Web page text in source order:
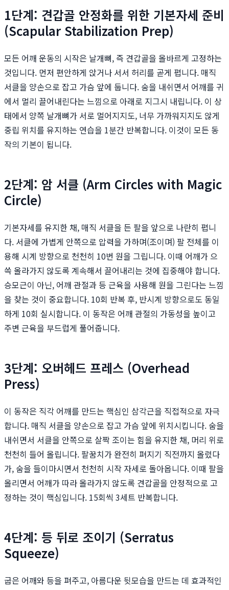
1단계: 견갑골 안정화를 위한 기본자세 준비
(Scapular Stabilization Prep)
모든 어깨 운동의 시작은 날개뼈, 즉 견갑골을 올바르게 고정하는
것입니다. 먼저 편안하게 앉거나 서서 허리를 곧게 폅니다. 매직
서클을 양손으로 잡고 가슴 앞에 둡니다. 숨을 내쉬면서 어깨를 귀
에서 멀리 끌어내린다는 느낌으로 아래로 지그시 내립니다. 이 상
태에서 양쪽 날개뼈가 서로 멀어지지도, 너무 가까워지지도 않게
중립 위치를 유지하는 연습을 1분간 반복합니다. 이것이 모든 동
작의 기본이 됩니다.
2단계: 암 서클 (Arm Circles with Magic
Circle)
기본자세를 유지한 채, 매직 서클을 든 팔을 앞으로 나란히 폅니
다. 서클에 가볍게 안쪽으로 압력을 가하며(조이며) 팔 전체를 이
용해 시계 방향으로 천천히 10번 원을 그립니다. 이때 어깨가 으
쓱 올라가지 않도록 계속해서 끌어내리는 것에 집중해야 합니다.
승모근이 아닌, 어깨 관절과 등 근육을 사용해 원을 그린다는 느낌
을 찾는 것이 중요합니다. 10회 반복 후, 반시계 방향으로도 동일
하게 10회 실시합니다. 이 동작은 어깨 관절의 가동성을 높이고
주변 근육을 부드럽게 풀어줍니다.
3단계: 오버헤드 프레스 (Overhead
Press)
이 동작은 직각 어깨를 만드는 핵심인 삼각근을 직접적으로 자극
합니다. 매직 서클을 양손으로 잡고 가슴 앞에 위치시킵니다. 숨을
내쉬면서 서클을 안쪽으로 살짝 조이는 힘을 유지한 채, 머리 위로
천천히 들어 올립니다. 팔꿈치가 완전히 펴지기 직전까지 올렸다
가, 숨을 들이마시면서 천천히 시작 자세로 돌아옵니다. 이때 팔을
올리면서 어깨가 따라 올라가지 않도록 견갑골을 안정적으로 고
정하는 것이 핵심입니다. 15회씩 3세트 반복합니다.
4단계: 등 뒤로 조이기 (Serratus
Squeeze)
굽은 어깨와 등을 펴주고, 아름다운 뒷모습을 만드는 데 효과적인